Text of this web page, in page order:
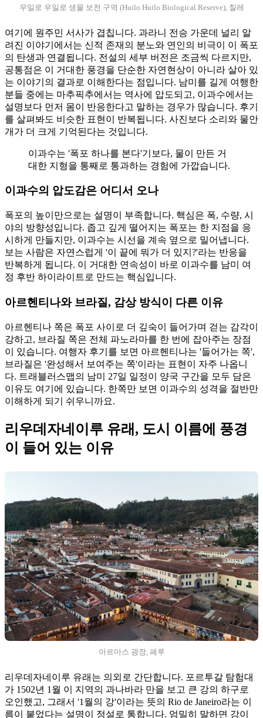
우일로 우일로 생물 보전 구역 (Huilo Huilo Biological Reserve), 칠레
여기에 원주민 서사가 겹칩니다. 과라니 전승 가운데 널리 알
려진 이야기에서는 신적 존재의 분노와 연인의 비극이 이 폭포
의 탄생과 연결됩니다. 전설의 세부 버전은 조금씩 다르지만,
공통점은 이 거대한 풍경을 단순한 자연현상이 아니라 살아 있
는 이야기의 결과로 이해한다는 점입니다. 남미를 길게 여행한
분들 중에는 마추픽추에서는 역사에 압도되고, 이과수에서는
설명보다 먼저 몸이 반응한다고 말하는 경우가 많습니다. 후기
를 살펴봐도 비슷한 표현이 반복됩니다. 사진보다 소리와 물안
개가 더 크게 기억된다는 것입니다.
이과수는 '폭포 하나를 본다'기보다, 물이 만든 거
대한 지형을 통째로 통과하는 경험에 가깝습니다.
이과수의 압도감은 어디서 오나
폭포의 높이만으로는 설명이 부족합니다. 핵심은 폭, 수량, 시
야의 방향성입니다. 좁고 깊게 떨어지는 폭포는 한 지점을 응
시하게 만들지만, 이과수는 시선을 계속 옆으로 밀어냅니다.
보는 사람은 자연스럽게 '이 끝에 뭐가 더 있지?'라는 반응을
반복하게 됩니다. 이 거대한 연속성이 바로 이과수를 남미 여
정 후반 하이라이트로 만드는 핵심입니다.
아르헨티나와 브라질, 감상 방식이 다른 이유
아르헨티나 쪽은 폭포 사이로 더 깊숙이 들어가며 걷는 감각이
강하고, 브라질 쪽은 전체 파노라마를 한 번에 잡아주는 장점
이 있습니다. 여행자 후기를 보면 아르헨티나는 '들어가는 쪽',
브라질은 '완성해서 보여주는 쪽'이라는 표현이 자주 나옵니
다. 트래블러스맵의 남미 27일 일정이 양국 구간을 모두 담은
이유도 여기에 있습니다. 한쪽만 보면 이과수의 성격을 절반만
이해하게 되기 쉬우니까요.
리우데자네이루 유래, 도시 이름에 풍경
이 들어 있는 이유
아르마스 광장, 페루
리우데자네이루 유래는 의외로 간단합니다. 포르투갈 탐험대
가 1502년 1월 이 지역의 과나바라 만을 보고 큰 강의 하구로
오인했고, 그래서 '1월의 강'이라는 뜻의 Rio de Janeiro라는 이
름이 붙었다는 설명이 정설로 통합니다. 엄밀히 말하면 강이